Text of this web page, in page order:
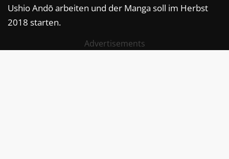
Ushio Andō arbeiten und der Manga soll im Herbst
2018 starten.
Advertisements